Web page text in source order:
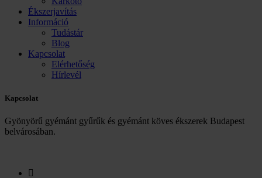
Ékszerjavítás
Információ
Tudástár
Blog
Kapcsolat
Elérhetőség
Hírlevél
Kapcsolat
Gyönyörű gyémánt gyűrűk és gyémánt köves ékszerek Budapest
belvárosában.